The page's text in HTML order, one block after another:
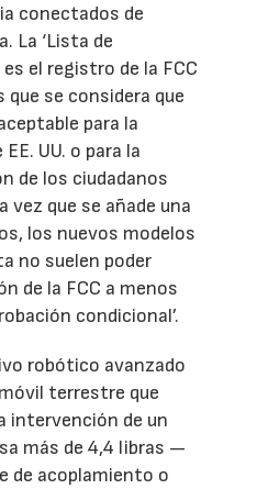
conectados de
La ‘Lista de
el registro de la FCC
que se considera que
para la
UU. o para la
de los ciudadanos
vez que se añade una
los nuevos modelos
no suelen poder
de la FCC a menos
condicional’.
robótico avanzado
terrestre que
intervención de un
más de 4,4 libras —
de acoplamiento o